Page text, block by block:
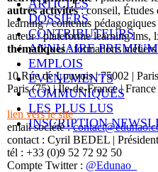
ARTICLES
DOSSIERS
CONTRIBUTEURS
ANNUAIRE PREMIUM
EMPLOIS
ÉVÉNEMENTS
COMMUNIQUÉS
LES PLUS LUS
INSCRIPTION
autres activités: conseil, Études
learning / contenus
auteur / plateforme learning lms,
thématiques: formations métiers
10 Rue de Louvois | 75002 | Paris
Paris (75) | Île-de-France | France
lien vers le site
email société :
contact : Cyril BEDEL | Président
tél : +33 (0)9 52 72 92 50
Compte Twitter : @Edunao_